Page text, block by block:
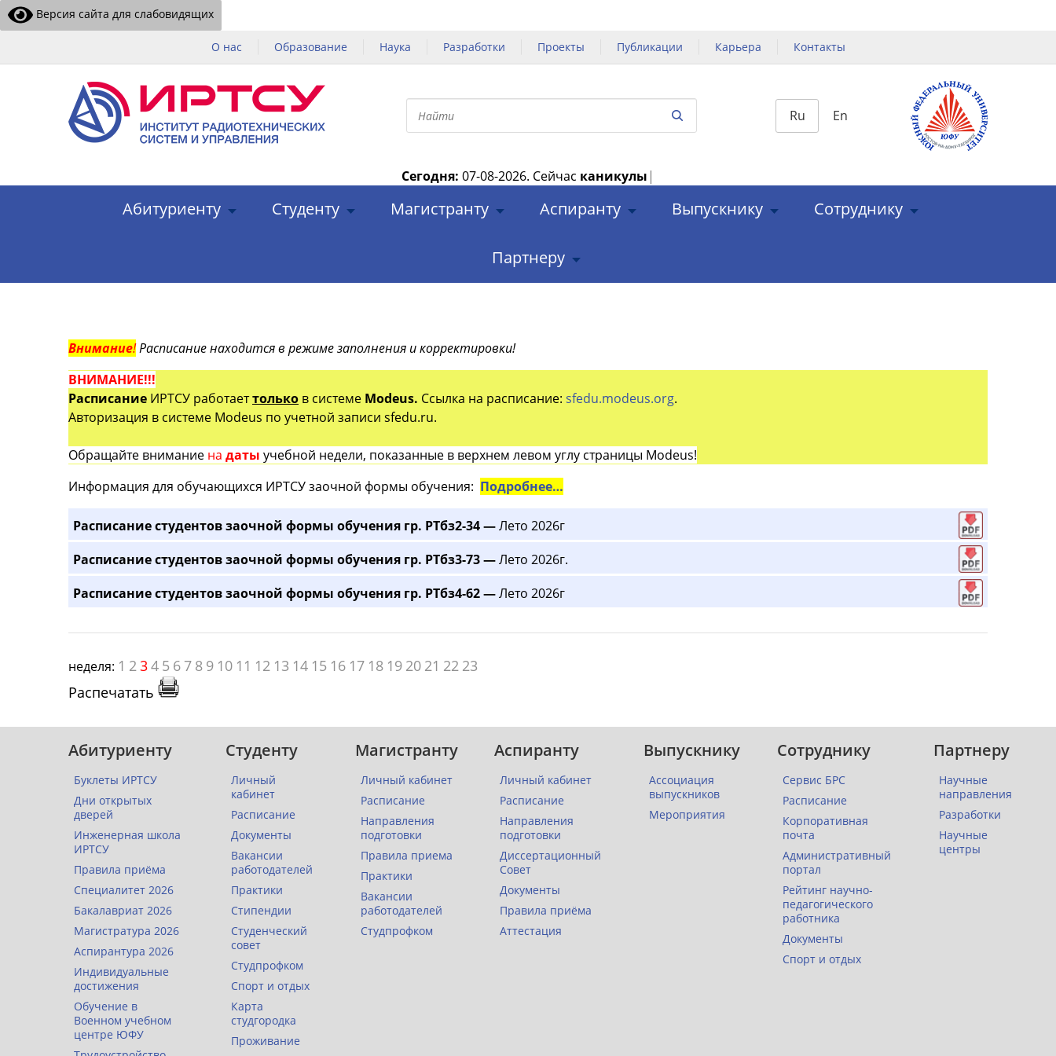
Версия сайта для слабовидящих
О нас Образование Наука Разработки Проекты Публикации Карьера Контакты
Ru En
Сегодня: 07-08-2026. Сейчас каникулы |
Абитуриенту Студенту Магистранту Аспиранту Выпускнику Сотруднику
Партнеру
Внимание!Расписание находится в режиме заполнения и корректировки!
ВНИМАНИЕ!!!
Расписание ИРТСУ работаеттолько в системе Modeus. Ссылка на расписание: sfedu.modeus.org.
Авторизация в системе Modeus по учетной записи sfedu.ru.
Обращайте внимание на даты учебной недели, показанные в верхнем левом углу страницы Modeus!
Информация для обучающихся ИРТСУ заочной формы обучения: Подробнее…
Расписание студентов заочной формы обучения гр. РТбз2-34 —Лето 2026г
Расписание студентов заочной формы обучения гр. РТбз3-73 —Лето 2026г.
Расписание студентов заочной формы обучения гр. РТбз4-62 —Лето 2026г
неделя: 1 234 5 6 7 8 9 10 11 12 13 14 15 16 17 18 19 20 21 22 23
Распечатать
Абитуриенту
Буклеты ИРТСУ
Дни открытых
дверей
Инженерная школа
ИРТСУ
Правила приёма
Специалитет 2026
Бакалавриат 2026
Магистратура 2026
Аспирантура 2026
Индивидуальные
достижения
Обучение в
Военном учебном
центре ЮФУ
Студенту
Личный
кабинет
Расписание
Документы
Вакансии
работодателей
Практики
Стипендии
Студенческий
совет
Студпрофком
Спорт и отдых
Карта
студгородка
Проживание
Магистранту
Личный кабинет
Расписание
Направления
подготовки
Правила приема
Практики
Вакансии
работодателей
Студпрофком
Аспиранту
Личный кабинет
Расписание
Направления
подготовки
Диссертационный
Совет
Документы
Правила приёма
Аттестация
Выпускнику
Ассоциация
выпускников
Мероприятия
Сотруднику
Сервис БРС
Расписание
Корпоративная
почта
Административный
портал
Рейтинг научно-
педагогического
работника
Документы
Спорт и отдых
Партнеру
Научные
направления
Разработки
Научные
центры